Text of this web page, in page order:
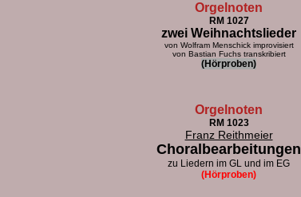
Orgelnoten
RM 1027
zwei Weihnachtslieder
von Wolfram Menschick improvisiert
von Bastian Fuchs transkribiert
(Hörproben)
Orgelnoten
RM 1023
Franz Reithmeier
Choralbearbeitungen
zu Liedern im GL und im EG
(Hörproben)